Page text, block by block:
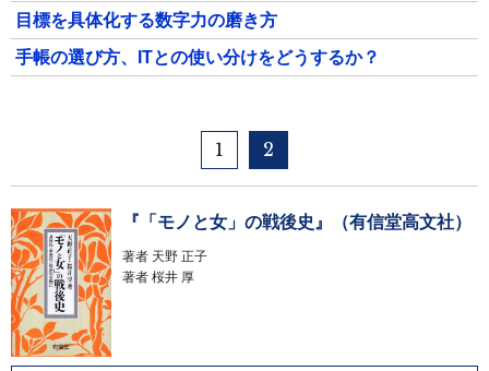
目標を具体化する数字力の磨き方
手帳の選び方、ITとの使い分けをどうするか？
1 2
『「モノと女」の戦後史』（有信堂高文社）
著者 天野 正子
著者 桜井 厚